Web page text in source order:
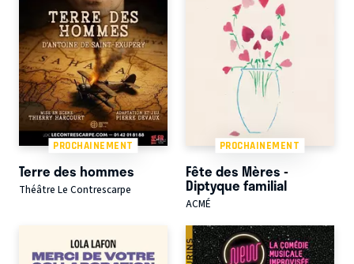
PROCHAINEMENT
Terre des hommes
Théâtre Le Contrescarpe
PROCHAINEMENT
Fête des Mères -
Diptyque familial
ACMÉ